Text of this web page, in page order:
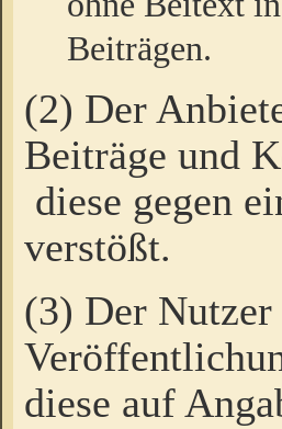
Beiträgen.
(2) Der
Beiträge und
diese gegen
verstößt.
(3) Der
diese auf